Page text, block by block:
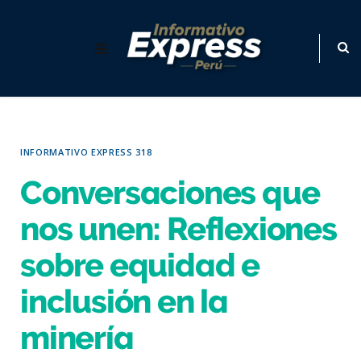
INFORMATIVO EXPRESS 318
Conversaciones que
nos unen: Reflexiones
sobre equidad e
inclusión en la
minería